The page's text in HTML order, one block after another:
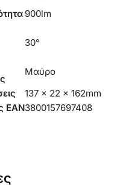
900lm
30°
Μαύρο
137 x 22 x 162mm
EAN3800157697408